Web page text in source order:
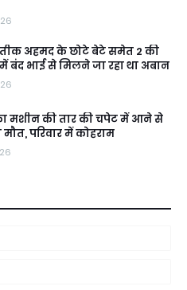
अहमद के छोटे बेटे समेत 2 की
बंद भाई से मिलने जा रहा था अबान
मशीन की तार की चपेट में आने से
मौत, परिवार में कोहराम